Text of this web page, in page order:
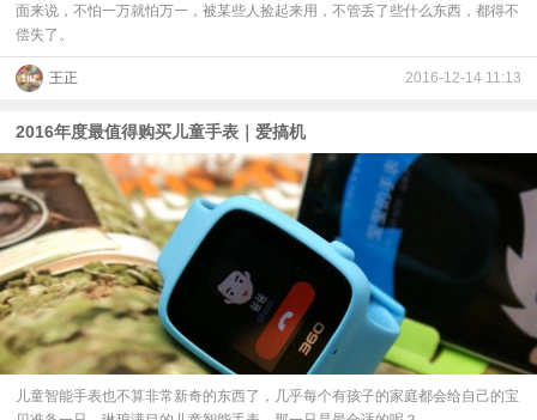
面来说，不怕一万就怕万一，被某些人捡起来用，不管丢了些什么东西，都得不
偿失了。
王正 2016-12-14 11:13
2016年度最值得购买儿童手表｜爱搞机
儿童智能手表也不算非常新奇的东西了，几乎每个有孩子的家庭都会给自己的宝